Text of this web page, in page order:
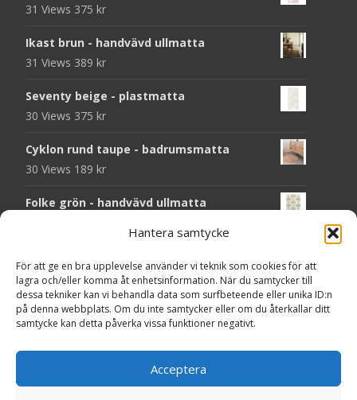
Hantera samtycke
För att ge en bra upplevelse använder vi teknik som cookies för att
lagra och/eller komma åt enhetsinformation. När du samtycker till
dessa tekniker kan vi behandla data som surfbeteende eller unika ID:n
på denna webbplats. Om du inte samtycker eller om du återkallar ditt
samtycke kan detta påverka vissa funktioner negativt.
Acceptera
31 Views 375 kr
Ikast brun - handvävd ullmatta
31 Views 389 kr
Seventy beige - plastmatta
30 Views 375 kr
Cyklon rund taupe - badrumsmatta
30 Views 189 kr
Folke grön - handvävd ullmatta
28 Views375kr
Solliden rund dark green - handvävd
ullmatta
27 Views790kr